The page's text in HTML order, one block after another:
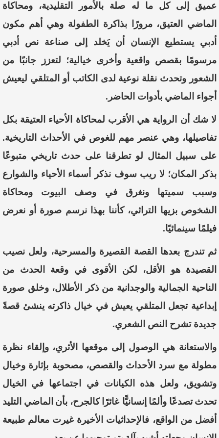
عميق
إلى كل ما له صلة بالأمور التقليدية، ومحاكاة
الماضي
العتيق، مرورًا بذاكرة الطفولة وهي أهم مكون
أدبي
يستطيع الإنسان أن يَخلد إلى صناعة نص
أدبي
مرسومًا بقصص واقعية وأخرى خيالية؛ لتعزز جانبًا من
الشعور وتحدث نقلة نوعية لدى الكاتب أو المتلقي ليعيش
أجواء الماضي بأدوات الحاضر .
لا شك أن الرواية هي الأقرب لمحاكاة الأحياء العتيقة بكل
تفاصيلها، وهي عنصر مهم للغوصفي الأحداث التاريخية.
على سبيل المثال لو تطرقنا على حدث تاريخي متبوعًا
بذكر
المكان؛ لا ريب سوفنذكر أسماء الأحياء والشوارع
وسبب
سميتهاونغرق في وصف البيوت
ومحاكاة
الشخوص بزيها ا لتراثي، كأننا بهذا نرسم صورة أو نعرض
فيلمًا سينمائيًا.
ثم تندرج بعدها القصة القصيرة والمسرحية، ولعل نصيب
القصيدة هو الأقل، لكن الأقوى في وقعة الحدث
من
الناحية
الجمالية والوجدانية من ذكر الأطلال، وخلق صورة
إبداعية تجعل المتلقي يعيشفي خيال ذاكرته ينشئ قصةً
جديدة تشرح النص الشعري.
و الاستعانة هي الوصول إلى موقعها الأثري، وإلقاء نظرة
مطولة مع سرد الأحداث والقصص، مصحوبة بإثارة وخيال
وتشويق، ولعل هذه الكيانات في اجتماعها في
الخيال
تحدث تصدعًا وألمًا إنسانيًّا غائرًا كالجرح، بأن الماضي التليد
أفضل من الواقع، فالإحداثيات الأخيرة غيرت معالم طبيعة